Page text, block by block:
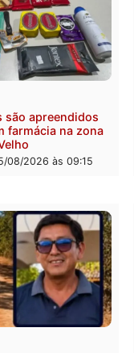
chegam ao fim e
2026 entram na reta